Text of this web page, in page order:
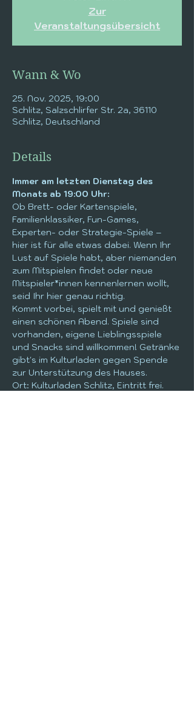
Zur
Veranstaltungsübersicht
Wann & Wo
25. Nov. 2025, 19:00
Schlitz, Salzschlirfer Str. 2a, 36110
Schlitz, Deutschland
Details
Immer am letzten Dienstag des
Monats ab 19:00 Uhr:
Ob Brett- oder Kartenspiele,
Familienklassiker, Fun-Games,
Experten- oder Strategie-Spiele –
hier ist für alle etwas dabei. Wenn Ihr
Lust auf Spiele habt, aber niemanden
zum Mitspielen findet oder neue
Mitspieler*innen kennenlernen wollt,
seid Ihr hier genau richtig.
Kommt vorbei, spielt mit und genießt
einen schönen Abend. Spiele sind
vorhanden, eigene Lieblingsspiele
und Snacks sind willkommen! Getränke
gibt's im Kulturladen gegen Spende
zur Unterstützung des Hauses.
Ort: Kulturladen Schlitz, Eintritt frei.